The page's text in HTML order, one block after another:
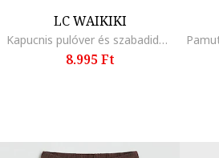
LC WAIKIKI
Kapucnis pulóver és szabadidőnadrág szett - 2 részes, Bézs
8.995 Ft